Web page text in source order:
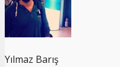
Yılmaz Barış